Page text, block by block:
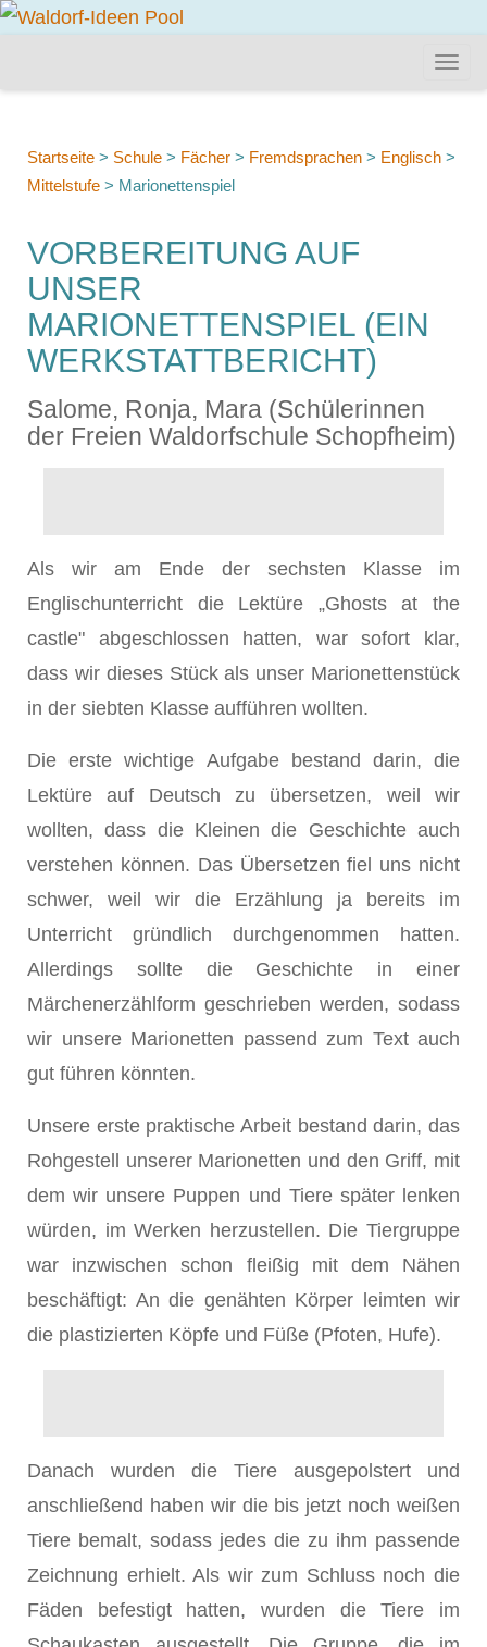
Startseite > Schule > Fächer > Fremdsprachen > Englisch >
Mittelstufe > Marionettenspiel
VORBEREITUNG AUF
UNSER
MARIONETTENSPIEL (EIN
WERKSTATTBERICHT)
Salome, Ronja, Mara (Schülerinnen
der Freien Waldorfschule Schopfheim)
Als wir am Ende der sechsten Klasse im
Englischunterricht die Lektüre „Ghosts at the
castle" abgeschlossen hatten, war sofort klar,
dass wir dieses Stück als unser Marionettenstück
in der siebten Klasse aufführen wollten.
Die erste wichtige Aufgabe bestand darin, die
Lektüre auf Deutsch zu übersetzen, weil wir
wollten, dass die Kleinen die Geschichte auch
verstehen können. Das Übersetzen fiel uns nicht
schwer, weil wir die Erzählung ja bereits im
Unterricht gründlich durchgenommen hatten.
Allerdings sollte die Geschichte in einer
Märchenerzählform geschrieben werden, sodass
wir unsere Marionetten passend zum Text auch
gut führen könnten.
Unsere erste praktische Arbeit bestand darin, das
Rohgestell unserer Marionetten und den Griff, mit
dem wir unsere Puppen und Tiere später lenken
würden, im Werken herzustellen. Die Tiergruppe
war inzwischen schon fleißig mit dem Nähen
beschäftigt: An die genähten Körper leimten wir
die plastizierten Köpfe und Füße (Pfoten, Hufe).
Danach wurden die Tiere ausgepolstert und
anschließend haben wir die bis jetzt noch weißen
Tiere bemalt, sodass jedes die zu ihm passende
Zeichnung erhielt. Als wir zum Schluss noch die
Fäden befestigt hatten, wurden die Tiere im